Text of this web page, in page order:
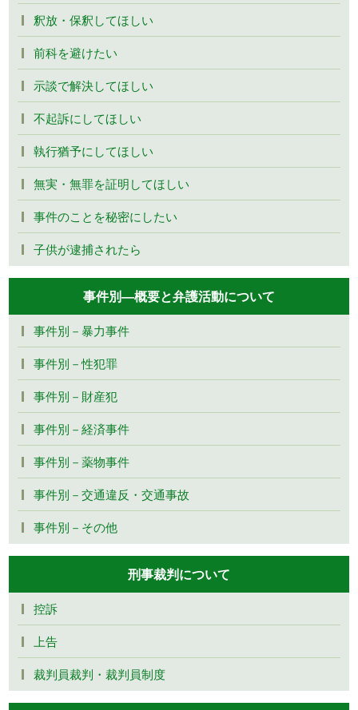
釈放・保釈してほしい
前科を避けたい
示談で解決してほしい
不起訴にしてほしい
執行猶予にしてほしい
無実・無罪を証明してほしい
事件のことを秘密にしたい
子供が逮捕されたら
事件別―概要と弁護活動について
事件別－暴力事件
事件別－性犯罪
事件別－財産犯
事件別－経済事件
事件別－薬物事件
事件別－交通違反・交通事故
事件別－その他
刑事裁判について
控訴
上告
裁判員裁判・裁判員制度